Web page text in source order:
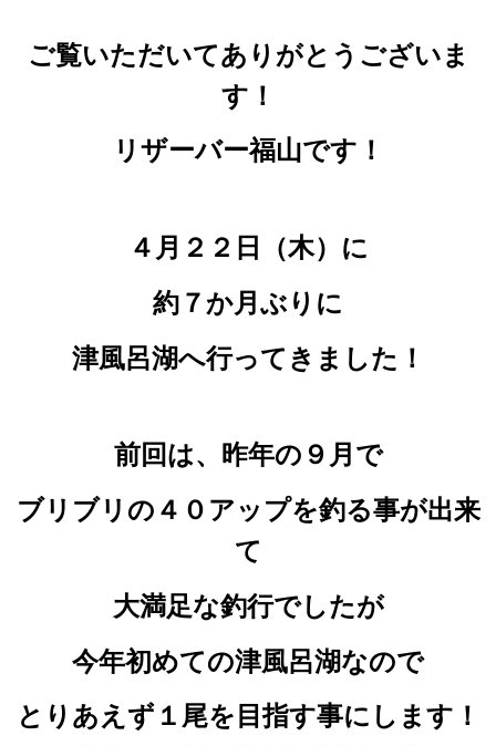
ご覧いただいてありがとうございま
す！
リザーバー福山です！
４月２２日（木）に
約７か月ぶりに
津風呂湖へ行ってきました！
前回は、昨年の９月で
ブリブリの４０アップを釣る事が出来
て
大満足な釣行でしたが
今年初めての津風呂湖なので
とりあえず１尾を目指す事にします！